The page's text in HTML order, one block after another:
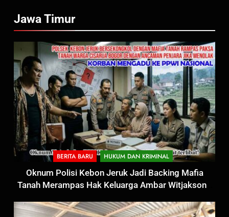
Jawa Timur
BERITA BARU HUKUM DAN KRIMINAL
Oknum Polisi Kebon Jeruk Jadi Backing Mafia
Tanah Merampas Hak Keluarga Ambar Witjaksono